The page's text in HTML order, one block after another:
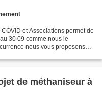
et Associations permet de
30 09 comme nous le
nous vous proposons
de méthaniseur à